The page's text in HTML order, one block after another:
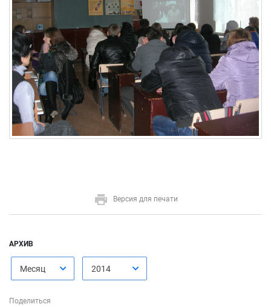
Версия для печати
АРХИВ
Месяц 2014
Поделиться